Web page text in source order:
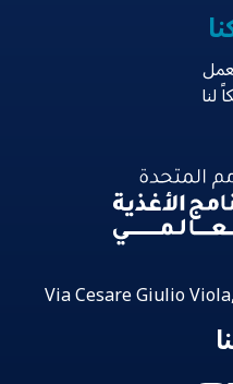
لنا
Via Cesare Giulio